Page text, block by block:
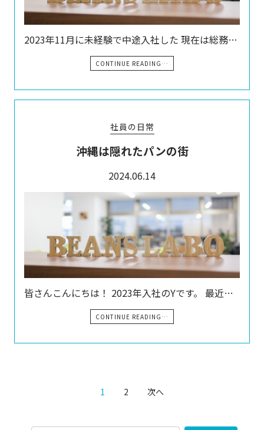
2023年11月に未経験で中途入社した 現在は総務…
CONTINUE READING…
社員の日常
沖縄は隠れたパンの街
2024.06.14
皆さんこんにちは！ 2023年入社のYです。 最近…
CONTINUE READING…
1 2 次へ